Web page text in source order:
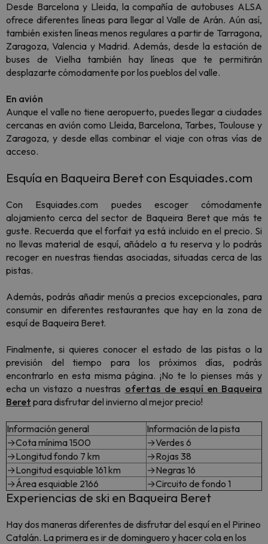
Desde Barcelona y Lleida, la compañía de autobuses ALSA
ofrece diferentes líneas para llegar al Valle de Arán. Aún así,
también existen líneas menos regulares a partir de Tarragona,
Zaragoza, Valencia y Madrid. Además, desde la estación de
buses de Vielha también hay líneas que te permitirán
desplazarte cómodamente por los pueblos del valle.
En avión
Aunque el valle no tiene aeropuerto, puedes llegar a ciudades
cercanas en avión como Lleida, Barcelona, Tarbes, Toulouse y
Zaragoza, y desde ellas combinar el viaje con otras vías de
acceso.
Esquía en Baqueira Beret con Esquiades.com
Con Esquiades.com puedes escoger cómodamente
alojamiento cerca del sector de Baqueira Beret que más te
guste. Recuerda que el forfait ya está incluido en el precio. Si
no llevas material de esquí, añádelo a tu reserva y lo podrás
recoger en nuestras tiendas asociadas, situadas cerca de las
pistas.
Además, podrás añadir menús a precios excepcionales, para
consumir en diferentes restaurantes que hay en la zona de
esquí de Baqueira Beret.
Finalmente, si quieres conocer el estado de las pistas o la
previsión del tiempo para los próximos días, podrás
encontrarlo en esta misma página. ¡No te lo pienses más y
echa un vistazo a nuestras ofertas de esquí en Baqueira
Beret para disfrutar del invierno al mejor precio!
Información general
Información de la pista
→Cota mínima 1500
→Verdes 6
→Longitud fondo 7 km
→Rojas 38
→Longitud esquiable 161 km
→Negras 16
→Área esquiable 2166
→Circuito de fondo 1
Experiencias de ski en Baqueira Beret
Hay dos maneras diferentes de disfrutar del esquí en el Pirineo
Catalán. La primera es ir de dominguero y hacer cola en los